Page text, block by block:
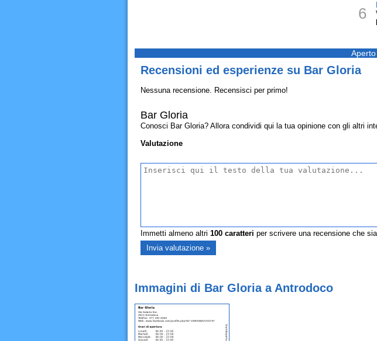
6
Recensioni ed esperienze su Bar Gloria
Nessuna recensione. Recensisci per primo!
Bar Gloria
Conosci Bar Gloria? Allora condividi qui la tua opinione con gli altri
Valutazione
Immetti almeno altri 100caratteri per scrivere una recensione che
Immagini di Bar Gloria a Antrodoco